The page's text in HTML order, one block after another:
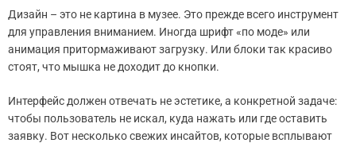
Дизайн – это не картина в музее. Это прежде всего инструмент
для управления вниманием. Иногда шрифт «по моде» или
анимация притормаживают загрузку. Или блоки так красиво
стоят, что мышка не доходит до кнопки.
Интерфейс должен отвечать не эстетике, а конкретной задаче:
чтобы пользователь не искал, куда нажать или где оставить
заявку. Вот несколько свежих инсайтов, которые всплывают